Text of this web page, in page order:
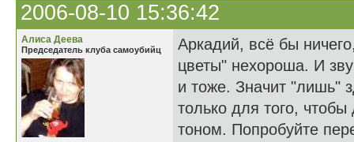
2006-08-10 15:36:42
Алиса Деева
Председатель клуба самоубийц
Аркадий, всё бы
цветы" нехороша. И
и тоже. Значит "лишь"
только для того, чтобы
тоном. Попробуйте